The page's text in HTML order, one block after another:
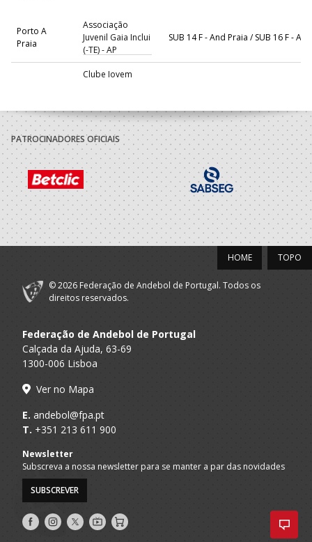
Porto A
Praia
Associação
Juvenil Gaia Inclui
(-TE) - AP
SUB 14 F - And Praia / SUB 16 F -
Clube Jovem
2022/23
Porto A
Praia
Kaky's Beach
Handball
SUB 14 F - And Praia / SUB 16 F -
Porto A
Praia
Kaky's Beach
Handball
SUB 14 F - And Praia / SUB 16 F -
A.A. Porto
Clube Jovem
Almeida Garrett
Minis F / SUB-14 F
Porto A
GRD LEÇA - AP
A.A. Porto
Clube Jovem
Almeida Garrett
Minis F / SUB-13 F
PATROCINADORES OFICIAIS
TOPO
HOME
© 2026 Federação de Andebol de Portugal. Todos os
direitos reservados.
Federação de Andebol de Portugal
Calçada da Ajuda, 63-69
1300-006 Lisboa
Ver no Mapa
E. andebol@fpa.pt
T. +351 213 611 900
Newsletter
Subscreva a nossa newsletter para se manter a par das novidades
SUBSCREVER
Siga-
nos
Siga-
nos
Siga-
nos
AndebolTV
Loja